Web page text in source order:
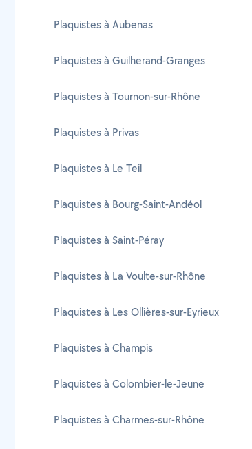
Plaquistes à Aubenas
Plaquistes à Guilherand-Granges
Plaquistes à Tournon-sur-Rhône
Plaquistes à Privas
Plaquistes à Le Teil
Plaquistes à Bourg-Saint-Andéol
Plaquistes à Saint-Péray
Plaquistes à La Voulte-sur-Rhône
Plaquistes à Les Ollières-sur-Eyrieux
Plaquistes à Champis
Plaquistes à Colombier-le-Jeune
Plaquistes à Charmes-sur-Rhône